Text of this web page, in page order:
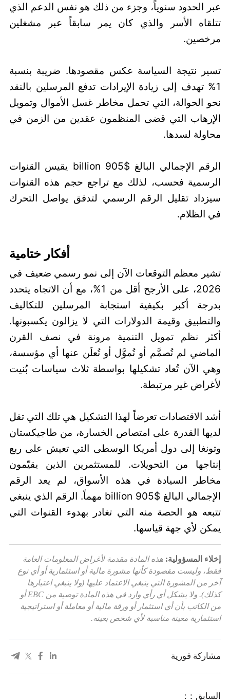
عبر الحدود سنوياً، وجزء من ذلك هو نفس الدعم الذي
تتلقاه الأسر والذي كان يمر سابقاً عبر مشغلين
مرخصين.
تسير نتيجة السياسة عكس مقصودها. ضريبة بنسبة
1% تهدف إلى زيادة الإيرادات تدفع المرسلين بالنقد
نحو الحوالة، التي تحمل مخاطر غسل الأموال وتمويل
الإرهاب التي قضى المنظمون عقدين من الزمن في
محاولة لسدها.
الرقم الإجمالي البالغ $905 billion يقيس القنوات
الرسمية فحسب، لذلك مع تراجع حجم هذه القنوات
سيزداد تقليل الرقم الرسمي لتدفق يواصل التحرك
في الظلام.
أفكار ختامية
تشير معظم التوقعات الآن إلى نمو رسمي ضعيف في
2026، على الأرجح أقل من 1%، مع أن الاتجاه يتحدد
بدرجة أكبر بكيفية استجابة المرسلين للتكاليف
والتطبيق وقيمة الدولارات التي لا يزالون يكسبونها.
أكثر نظم تمويل التنمية مرونة في نصف القرن
الماضي لم تُصمَّم أو تُموَّل أو تُعلَن عنها أي مؤسسة،
وهي الآن تُعاد تشكيلها بواسطة ثلاث سياسات بُنيت
لأغراض غير مرتبطة.
أشد الاقتصادات تعرضاً لهذا التشكيل هي تلك التي تقل
لديها القدرة على امتصاص الخسارة، من طاجيكستان
وتونغا إلى دول أمريكا الوسطى التي تعيش على ربع
إنتاجها من التحويلات. للمستثمرين الذين يقيّمون
مخاطر السيادة في هذه الأسواق، لم يعد الرقم
الإجمالي البالغ $905 billion مهماً. الرقم الذي ينبغي
تتبعه هو الحصة منه التي تغادر بهدوء القنوات التي
يمكن لأي جهة قياسها.
إخلاء المسؤولية: هذه المادة مقدمة لأغراض المعلومات العامة
فقط، وليست مقصودة كأنها مشورة مالية أو استثمارية أو أي نوع
آخر من المشورة التي ينبغي الاعتماد عليها (ولا ينبغي اعتبارها
كذلك). ولا يشكل أي رأي وارد في هذه المادة توصية من EBC أو
من الكاتب بأن أي استثمار أو ورقة مالية أو معاملة أو استراتيجية
استثمارية معينة مناسبة لأي شخص بعينه.
مشاركة فورية
السابق：: